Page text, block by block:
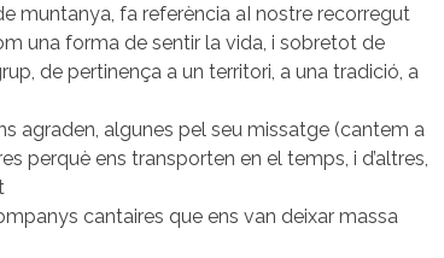
muntanya, fa referència aI nostre recorregut
una forma de sentir la vida, i sobretot de
de pertinença a un territori, a una tradició, a
agraden, algunes pel seu missatge (cantem a
perquè ens transporten en el temps, i d’altres,
cantaires que ens van deixar massa